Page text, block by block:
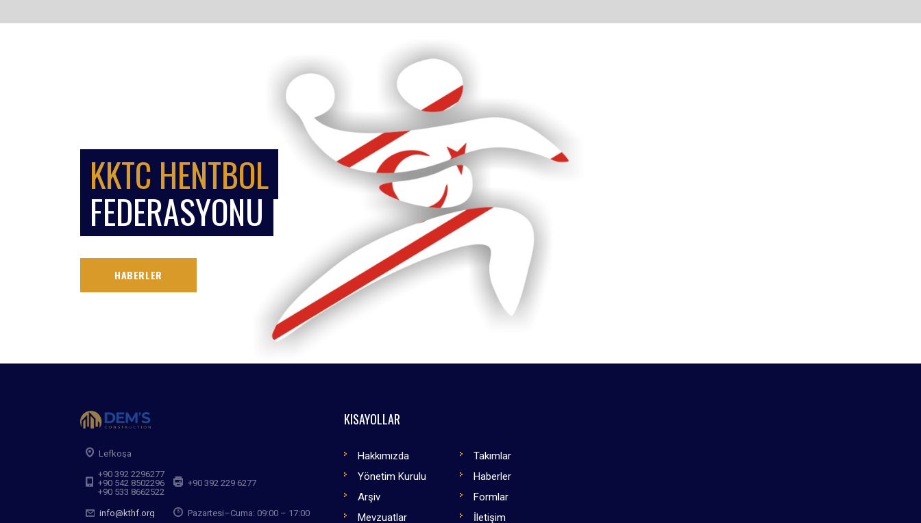
KKTC HENTBOL
FEDERASYONU
HABERLER
Lefkoşa
+90 392 2296277
+90 542 8502296
+90 533 8662522
+90 392 229 6277
info@kthf.org Pazartesi–Cuma: 09:00 – 17:00
KISAYOLLAR
Hakkımızda
Takımlar
Yönetim Kurulu
Haberler
Arşiv
Formlar
Mevzuatlar
İletişim